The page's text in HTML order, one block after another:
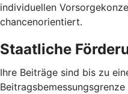
individuellen
chancenorientiert.
Staatliche
Ihre Beiträge sind bis zu